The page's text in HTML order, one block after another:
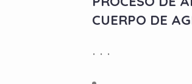
CUERPO DE
. . .